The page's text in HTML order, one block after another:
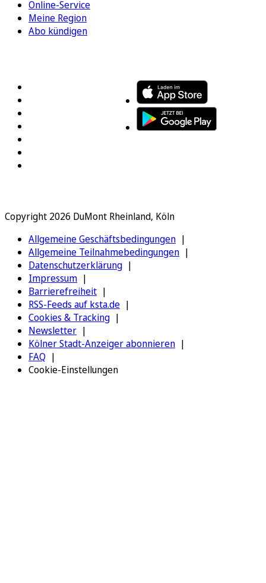
Online-Service
Meine Region
Abo kündigen
Copyright 2026 DuMont Rheinland, Köln
Allgemeine Geschäftsbedingungen
Allgemeine Teilnahmebedingungen
Datenschutzerklärung
Impressum
Barrierefreiheit
RSS-Feeds auf ksta.de
Cookies & Tracking
Newsletter
Kölner Stadt-Anzeiger abonnieren
FAQ
Cookie-Einstellungen